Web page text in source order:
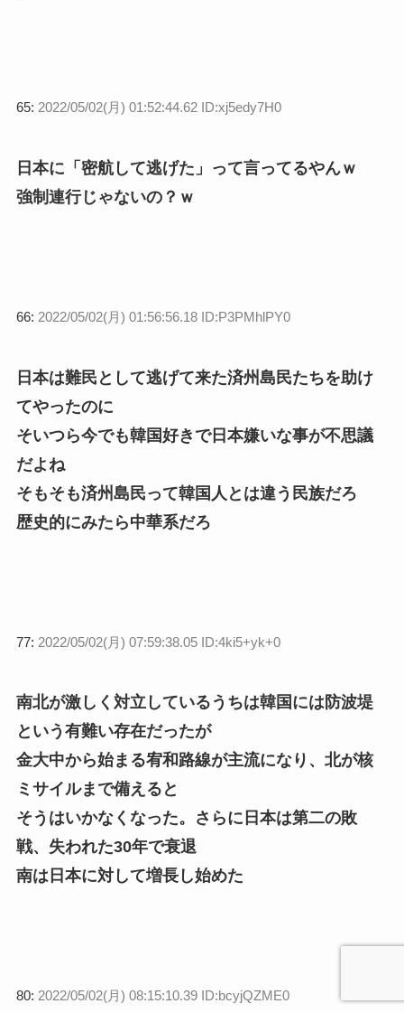
65: 2022/05/02(月) 01:52:44.62 ID:xj5edy7H0
日本に「密航して逃げた」って言ってるやんｗ
強制連行じゃないの？ｗ
66: 2022/05/02(月) 01:56:56.18 ID:P3PMhlPY0
日本は難民として逃げて来た済州島民たちを助け
てやったのに
そいつら今でも韓国好きで日本嫌いな事が不思議
だよね
そもそも済州島民って韓国人とは違う民族だろ
歴史的にみたら中華系だろ
77: 2022/05/02(月) 07:59:38.05 ID:4ki5+yk+0
南北が激しく対立しているうちは韓国には防波堤
という有難い存在だったが
金大中から始まる宥和路線が主流になり、北が核
ミサイルまで備えると
そうはいかなくなった。さらに日本は第二の敗
戦、失われた30年で衰退
南は日本に対して増長し始めた
80: 2022/05/02(月) 08:15:10.39 ID:bcyjQZME0